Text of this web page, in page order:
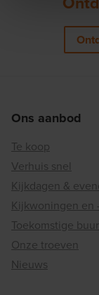
Ons aanbod
Te koop
Verhuis snel
Kijkdagen &
Kijkwoningen en
Toekomstige
Onze troeven
Nieuws